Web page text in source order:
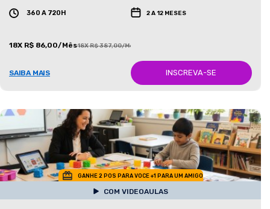
360 A 720H 2 A 12 MESES
18X R$ 86,00/Mês18X R$ 387,00/Mês
SAIBA MAIS INSCREVA-SE
GANHE 2 POS PARA VOCE +1 PARA UM AMIGO
COM VIDEOAULAS